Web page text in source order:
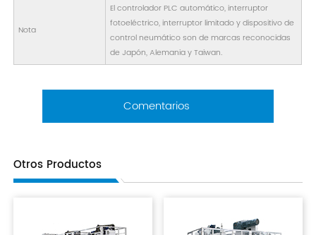
Nota
El controlador PLC automático, interruptor
fotoeléctrico, interruptor limitado y dispositivo de
control neumático son de marcas reconocidas
de Japón, Alemania y Taiwan.
Comentarios
Otros Productos